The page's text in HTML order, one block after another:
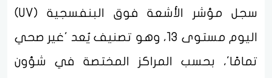
سجل مؤشر الأشعة فوق البنفسجية (UV)
اليوم مستوى 13، وهو تصنيف يُعد 'غير صحي
تمامًا'، بحسب المراكز المختصة في شؤون